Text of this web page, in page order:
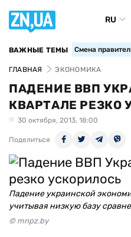
RU
ВАЖНЫЕ ТЕМЫ Смена
ГЛАВНАЯ ЭКОНОМИКА
ПАДЕНИЕ ВВП
КВАРТАЛЕ РЕЗКО
30 октября, 2013, 18:00
Поделиться
Падение украинской
учитывая низкую базу
© mnpz.by